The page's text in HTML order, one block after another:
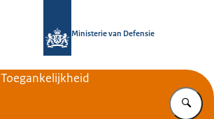
Ministerie van Defensie
Toegankelijkheid